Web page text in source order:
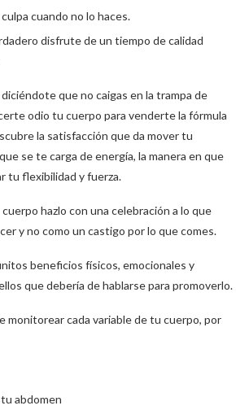
cuando no lo haces.
disfrute de un tiempo de calidad
que no caigas en la trampa de
odio tu cuerpo para venderte la fórmula
la satisfacción que da mover tu
se te carga de energía, la manera en que
tu flexibilidad y fuerza.
hazlo con una celebración a lo que
y no como un castigo por lo que comes.
beneficios físicos, emocionales y
que debería de hablarse para promoverlo.
monitorear cada variable de tu cuerpo, por
abdomen